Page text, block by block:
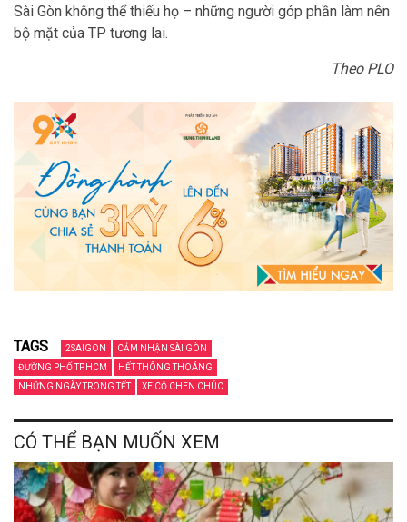
Sài Gòn không thể thiếu họ – những người góp phần làm nên
bộ mặt của TP tương lai.
Theo PLO
TAGS 2SAIGON
CẢM NHẬN SÀI GÒN
ĐƯỜNG PHỐ TP.HCM
HẾT THÔNG THOÁNG
NHỮNG NGÀY TRONG TẾT
XE CỘ CHEN CHÚC
CÓ THỂ BẠN MUỐN XEM